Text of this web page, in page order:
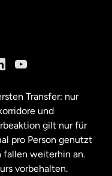
Transfer: nur
und
gilt nur für
pro Person genutzt
fallen weiterhin an.
vorbehalten.